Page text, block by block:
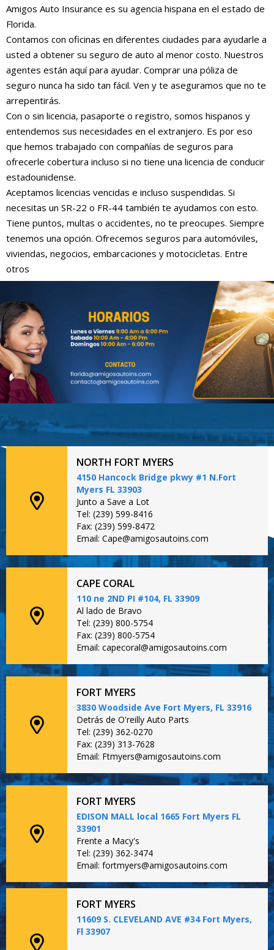
Amigos Auto Insurance es su agencia hispana en el estado de
Florida.
Contamos con oficinas en diferentes ciudades para ayudarle a
usted a obtener su seguro de auto al menor costo. Nuestros
agentes están aquí para ayudar. Comprar una póliza de
seguro nunca ha sido tan fácil. Ven y te aseguramos que no te
arrepentirás.
Con o sin licencia, pasaporte o registro, somos hispanos y
entendemos sus necesidades en el extranjero. Es por eso
que hemos trabajado con compañías de seguros para
ofrecerle cobertura incluso si no tiene una licencia de conducir
estadounidense.
Aceptamos licencias vencidas e incluso suspendidas. Si
necesitas un SR-22 o FR-44 también te ayudamos con esto.
Tiene puntos, multas o accidentes, no te preocupes. Siempre
tenemos una opción. Ofrecemos seguros para automóviles,
viviendas, negocios, embarcaciones y motocicletas. Entre
otros
NORTH FORT MYERS
4150 Hancock Bridge pkwy #1 N.Fort
Myers FL 33903
Junto a Save a Lot
Tel: (239) 599-8416
Fax: (239) 599-8472
Email: Cape@amigosautoins.com
CAPE CORAL
110 ne 2ND PI #104, FL 33909
Al lado de Bravo
Tel: (239) 800-5754
Fax: (239) 800-5754
Email: capecoral@amigosautoins.com
FORT MYERS
3830 Woodside Ave Fort Myers, FL 33916
Detrás de O'reilly Auto Parts
Tel: (239) 362-0270
Fax: (239) 313-7628
Email: Ftmyers@amigosautoins.com
FORT MYERS
EDISON MALL local 1665 Fort Myers FL
33901
Frente a Macy's
Tel: (239) 362-3474
Email: fortmyers@amigosautoins.com
FORT MYERS
11609 S. CLEVELAND AVE #34 Fort Myers,
Fl 33907